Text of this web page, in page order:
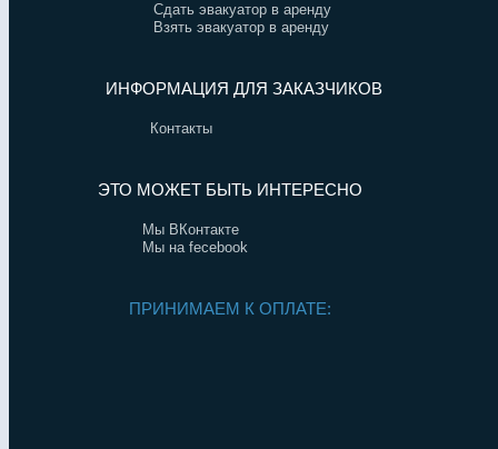
Сдать эвакуатор в аренду
Взять эвакуатор в аренду
ИНФОРМАЦИЯ ДЛЯ ЗАКАЗЧИКОВ
Контакты
ЭТО МОЖЕТ БЫТЬ ИНТЕРЕСНО
Мы ВКонтакте
Мы на fecebook
ПРИНИМАЕМ К ОПЛАТЕ: